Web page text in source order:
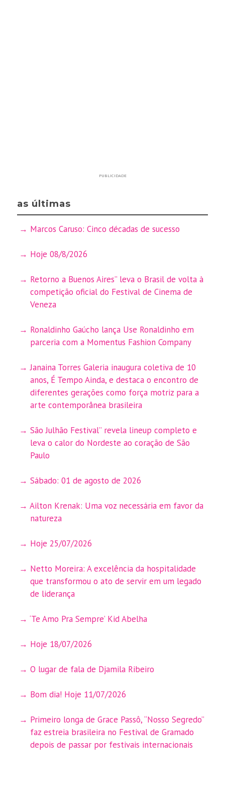
PUBLICIDADE
as últimas
Marcos Caruso: Cinco décadas de sucesso
Hoje 08/8/2026
Retorno a Buenos Aires” leva o Brasil de volta à
competição oficial do Festival de Cinema de
Veneza
Ronaldinho Gaúcho lança Use Ronaldinho em
parceria com a Momentus Fashion Company
Janaina Torres Galeria inaugura coletiva de 10
anos, É Tempo Ainda, e destaca o encontro de
diferentes gerações como força motriz para a
arte contemporânea brasileira
São Julhão Festival” revela lineup completo e
leva o calor do Nordeste ao coração de São
Paulo
Sábado: 01 de agosto de 2026
Ailton Krenak: Uma voz necessária em favor da
natureza
Hoje 25/07/2026
Netto Moreira: A excelência da hospitalidade
que transformou o ato de servir em um legado
de liderança
‘Te Amo Pra Sempre’ Kid Abelha
Hoje 18/07/2026
O lugar de fala de Djamila Ribeiro
Bom dia! Hoje 11/07/2026
Primeiro longa de Grace Passô, “Nosso Segredo”
faz estreia brasileira no Festival de Gramado
depois de passar por festivais internacionais